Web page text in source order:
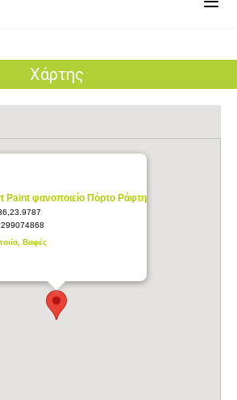
Χάρτης
Paint φανοποιείο Πόρτο Ράφτη
Βαφές